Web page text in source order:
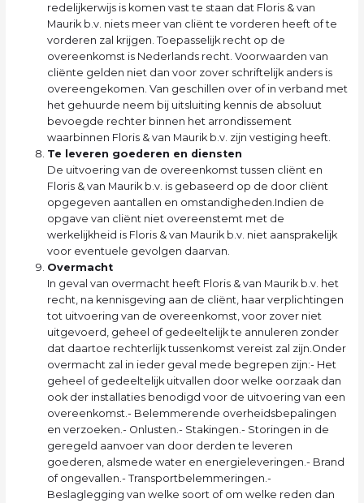
redelijkerwijs is komen vast te staan dat Floris & van
Maurik b.v. niets meer van cliënt te vorderen heeft of te
vorderen zal krijgen. Toepasselijk recht op de
overeenkomst is Nederlands recht. Voorwaarden van
cliënte gelden niet dan voor zover schriftelijk anders is
overeengekomen. Van geschillen over of in verband met
het gehuurde neem bij uitsluiting kennis de absoluut
bevoegde rechter binnen het arrondissement
waarbinnen Floris & van Maurik b.v. zijn vestiging heeft.
Te leveren goederen en diensten
De uitvoering van de overeenkomst tussen cliënt en
Floris & van Maurik b.v. is gebaseerd op de door cliënt
opgegeven aantallen en omstandigheden.Indien de
opgave van cliënt niet overeenstemt met de
werkelijkheid is Floris & van Maurik b.v. niet aansprakelijk
voor eventuele gevolgen daarvan.
Overmacht
In geval van overmacht heeft Floris & van Maurik b.v. het
recht, na kennisgeving aan de cliënt, haar verplichtingen
tot uitvoering van de overeenkomst, voor zover niet
uitgevoerd, geheel of gedeeltelijk te annuleren zonder
dat daartoe rechterlijk tussenkomst vereist zal zijn.Onder
overmacht zal in ieder geval mede begrepen zijn:- Het
geheel of gedeeltelijk uitvallen door welke oorzaak dan
ook der installaties benodigd voor de uitvoering van een
overeenkomst.- Belemmerende overheidsbepalingen
en verzoeken.- Onlusten.- Stakingen.- Storingen in de
geregeld aanvoer van door derden te leveren
goederen, alsmede water en energieleveringen.- Brand
of ongevallen.- Transportbelemmeringen.-
Beslaglegging van welke soort of om welke reden dan